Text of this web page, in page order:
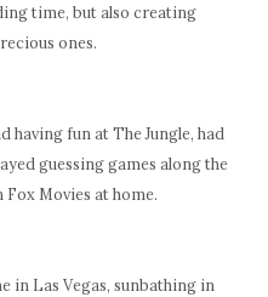
time, but also creating
ones.
having fun at The Jungle, had
guessing games along the
Movies at home.
in Las Vegas, sunbathing in